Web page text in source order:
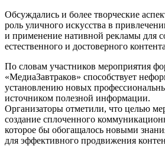
Обсуждались и более творческие
роль уличного искусства в
и применение нативной рекламы для
естественного и достоверного
По словам участников мероприятия
«МедиаЗавтраков» способствует
установлению новых
источником полезной информации.
Организаторы отметили, что целью
создание сплоченного
которое бы обогащалось новыми
для эффективного продвижения